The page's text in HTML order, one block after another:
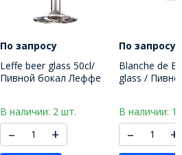
По запросу
Leffe beer glass 50cl/
Пивной бокал Леффе
В наличии: 2 шт.
– +
По запросу
Blanche de
glass /
В наличии: 1
– +